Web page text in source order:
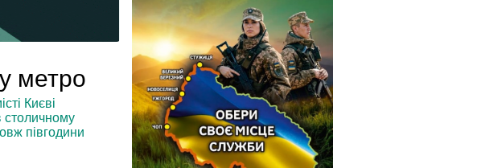
метро
Києві
столичному
півгодини